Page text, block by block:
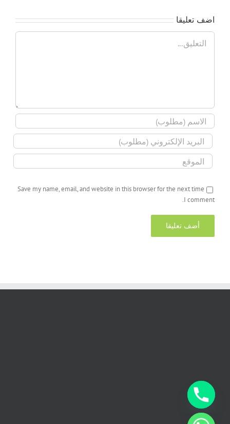
اضف تعليقا
تعليق
Save my name, email, and website in this browser for the next time
I comment.